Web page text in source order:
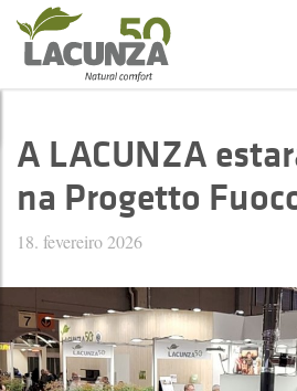
A LACUNZA
na Progetto
18. fevereiro 2026